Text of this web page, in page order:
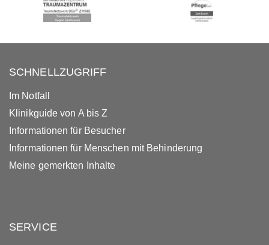
SCHNELLZUGRIFF
Im Notfall
Klinikguide von A bis Z
Informationen für Besucher
Informationen für Menschen mit Behinderung
Meine gemerkten Inhalte
SERVICE